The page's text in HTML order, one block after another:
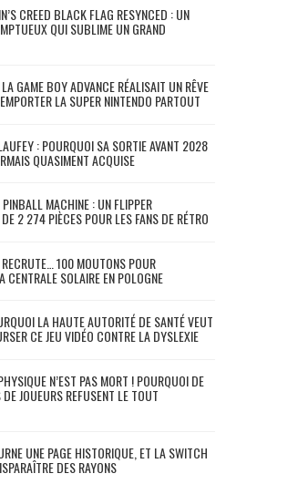
CREED BLACK FLAG RESYNCED : UN
QUI SUBLIME UN GRAND
GAME BOY ADVANCE RÉALISAIT UN RÊVE
LA SUPER NINTENDO PARTOUT
: POURQUOI SA SORTIE AVANT 2028
QUASIMENT ACQUISE
MACHINE : UN FLIPPER
2 274 PIÈCES POUR LES FANS DE RÉTRO
100 MOUTONS POUR
CENTRALE SOLAIRE EN POLOGNE
LA HAUTE AUTORITÉ DE SANTÉ VEUT
CE JEU VIDÉO CONTRE LA DYSLEXIE
N’EST PAS MORT ! POURQUOI DE
JOUEURS REFUSENT LE TOUT
UNE PAGE HISTORIQUE, ET LA SWITCH
DES RAYONS